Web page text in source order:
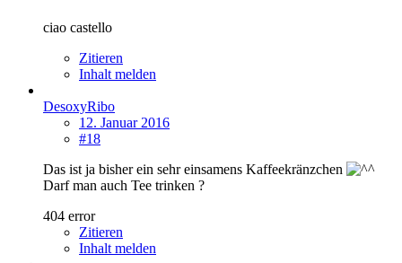
ciao castello
Zitieren
Inhalt melden
DesoxyRibo
12. Januar 2016
#18
Das ist ja bisher ein sehr einsamens Kaffeekränzchen
Darf man auch Tee trinken ?
404 error
Zitieren
Inhalt melden